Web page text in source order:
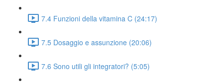
7.4 Funzioni della vitamina C (24:17)
7.5 Dosaggio e assunzione (20:06)
7.6 Sono utili gli integratori? (5:05)